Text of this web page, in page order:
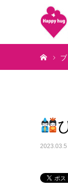
2023.03.5